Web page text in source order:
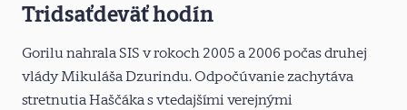
Tridsaťdeväť hodín
Gorilu nahrala SIS v rokoch 2005 a 2006 počas druhej
vlády Mikuláša Dzurindu. Odpočúvanie zachytáva
stretnutia Haščáka s vtedajšími verejnými